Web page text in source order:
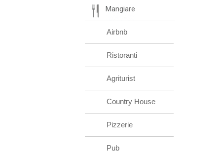
Mangiare
Airbnb
Ristoranti
Agriturist
Country House
Pizzerie
Pub